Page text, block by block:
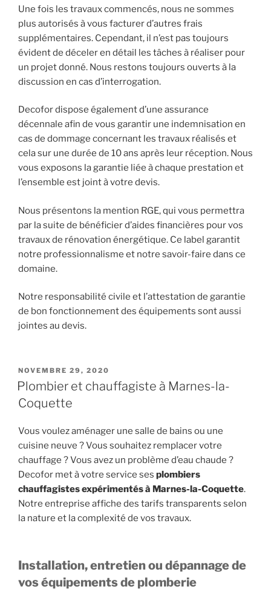
Une fois les travaux commencés, nous ne sommes
plus autorisés à vous facturer d’autres frais
supplémentaires. Cependant, il n’est pas toujours
évident de déceler en détail les tâches à réaliser pour
un projet donné. Nous restons toujours ouverts à la
discussion en cas d’interrogation.
Decofor dispose également d’une assurance
décennale afin de vous garantir une indemnisation en
cas de dommage concernant les travaux réalisés et
cela sur une durée de 10 ans après leur réception. Nous
vous exposons la garantie liée à chaque prestation et
l’ensemble est joint à votre devis.
Nous présentons la mention RGE, qui vous permettra
par la suite de bénéficier d’aides financières pour vos
travaux de rénovation énergétique. Ce label garantit
notre professionnalisme et notre savoir-faire dans ce
domaine.
Notre responsabilité civile et l’attestation de garantie
de bon fonctionnement des équipements sont aussi
jointes au devis.
PUBLIÉ
LE
NOVEMBRE 29, 2020
Plombier et chauffagiste à Marnes-la-
Coquette
Vous voulez aménager une salle de bains ou une
cuisine neuve ? Vous souhaitez remplacer votre
chauffage ? Vous avez un problème d’eau chaude ?
Decofor met à votre service ses plombiers
chauffagistes expérimentés à Marnes-la-Coquette.
Notre entreprise affiche des tarifs transparents selon
la nature et la complexité de vos travaux.
Installation, entretien ou dépannage de
vos équipements de plomberie